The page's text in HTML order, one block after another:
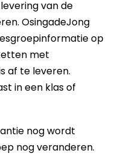
van de
OsingadeJong
op
met
af te leveren.
in een klas of
nog wordt
nog veranderen.